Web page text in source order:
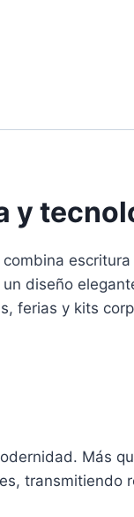
y
diseño
ferias y kits
Más
transmitiendo